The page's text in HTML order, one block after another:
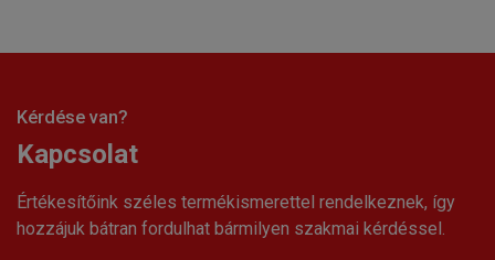
Kérdése van?
Kapcsolat
Értékesítőink széles termékismerettel rendelkeznek, így
hozzájuk bátran fordulhat bármilyen szakmai kérdéssel.